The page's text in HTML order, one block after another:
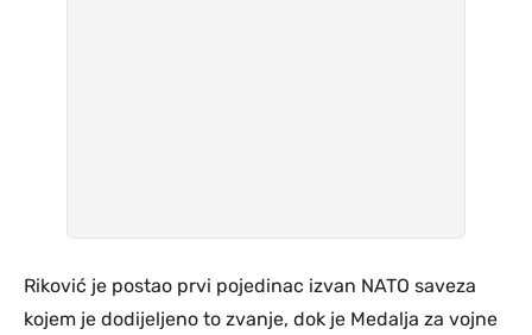
Riković je postao prvi pojedinac izvan NATO saveza
kojem je dodijeljeno to zvanje, dok je Medalja za vojne